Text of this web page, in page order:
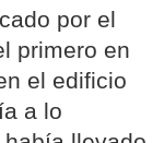
por el
primero en
el edificio
a lo